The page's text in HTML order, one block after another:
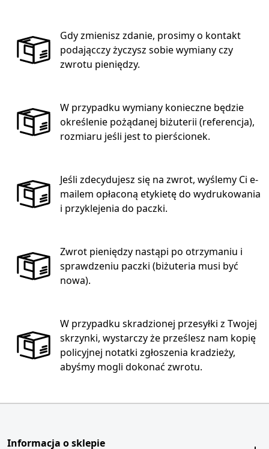
Gdy zmienisz zdanie, prosimy o kontakt
podającczy życzysz sobie wymiany czy
zwrotu pieniędzy.
W przypadku wymiany konieczne będzie
określenie pożądanej biżuterii (referencja),
rozmiaru jeśli jest to pierścionek.
Jeśli zdecydujesz się na zwrot, wyślemy Ci e-
mailem opłaconą etykietę do wydrukowania
i przyklejenia do paczki.
Zwrot pieniędzy nastąpi po otrzymaniu i
sprawdzeniu paczki (biżuteria musi być
nowa).
W przypadku skradzionej przesyłki z Twojej
skrzynki, wystarczy że prześlesz nam kopię
policyjnej notatki zgłoszenia kradzieży,
abyśmy mogli dokonać zwrotu.
Informacja o sklepie